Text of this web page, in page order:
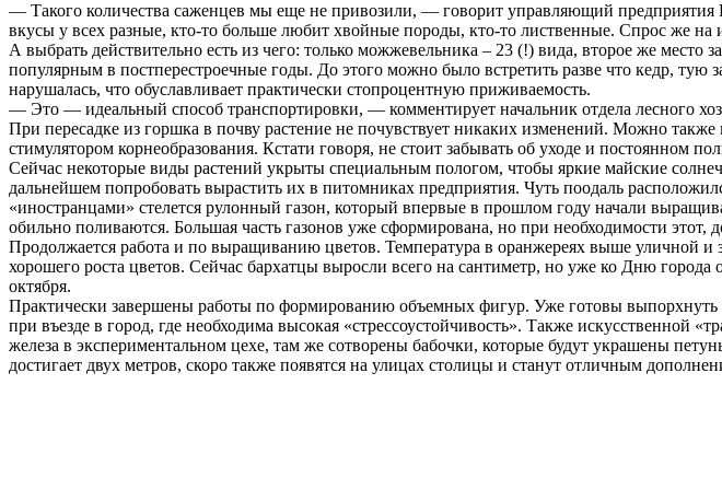
— Такого количества саженцев мы еще не привозили, — говорит управляющий
вкусы у всех разные, кто-то больше любит хвойные породы, кто-то лиственные. Спрос же на
А выбрать действительно есть из чего: только можжевельника – 23 (!) вида, второе же место
популярным в постперестроечные годы. До этого можно было встретить разве что кедр,
нарушалась, что обуславливает практически стопроцентную приживаемость.
— Это — идеальный способ транспортировки, — комментирует начальник отдела лесного
При пересадке из горшка в почву растение не почувствует никаких изменений. Можно
стимулятором корнеобразования. Кстати говоря, не стоит забывать об уходе и постоянном
Сейчас некоторые виды растений укрыты специальным пологом, чтобы яркие майские
дальнейшем попробовать вырастить их в питомниках предприятия. Чуть поодаль
«иностранцами» стелется рулонный газон, который впервые в прошлом году начали
обильно поливаются. Большая часть газонов уже сформирована, но при необходимости этот,
Продолжается работа и по выращиванию цветов. Температура в оранжереях выше уличной и
хорошего роста цветов. Сейчас бархатцы выросли всего на сантиметр, но уже ко Дню
октября.
Практически завершены работы по формированию объемных фигур. Уже готовы
при въезде в город, где необходима высокая «стрессоустойчивость». Также искусственной
железа в экспериментальном цехе, там же сотворены бабочки, которые будут украшены
достигает двух метров, скоро также появятся на улицах столицы и станут отличным